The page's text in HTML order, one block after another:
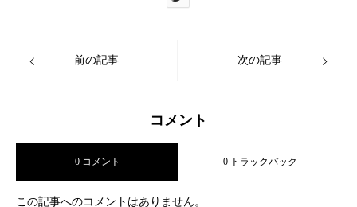
前の記事 次の記事
コメント
0 コメント 0 トラックバック
この記事へのコメントはありません。